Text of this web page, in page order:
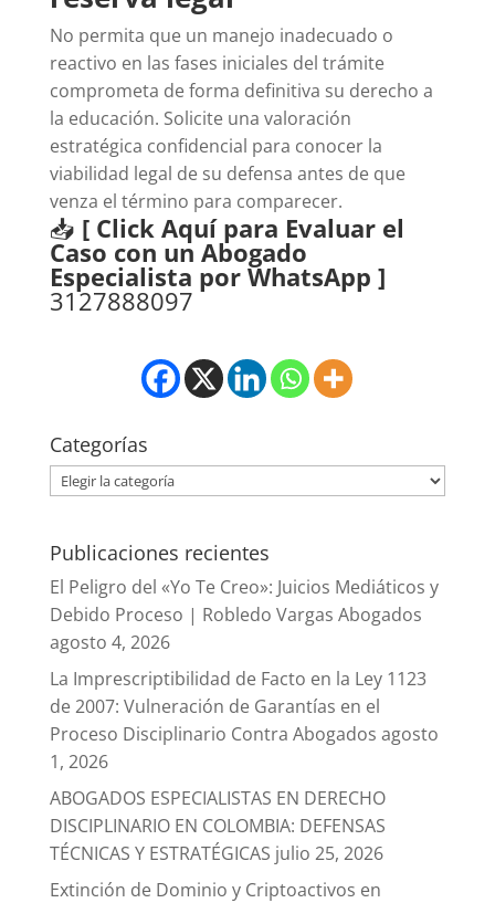
No permita que un manejo inadecuado o
reactivo en las fases iniciales del trámite
comprometa de forma definitiva su derecho a
la educación. Solicite una valoración
estratégica confidencial para conocer la
viabilidad legal de su defensa antes de que
venza el término para comparecer.
📥 [ Click Aquí para Evaluar el
Caso con un Abogado
Especialista por WhatsApp ]
3127888097
Categorías
Categorías
Publicaciones recientes
El Peligro del «Yo Te Creo»: Juicios Mediáticos y
Debido Proceso | Robledo Vargas Abogados
agosto 4, 2026
La Imprescriptibilidad de Facto en la Ley 1123
de 2007: Vulneración de Garantías en el
Proceso Disciplinario Contra Abogados agosto
1, 2026
ABOGADOS ESPECIALISTAS EN DERECHO
DISCIPLINARIO EN COLOMBIA: DEFENSAS
TÉCNICAS Y ESTRATÉGICAS julio 25, 2026
Extinción de Dominio y Criptoactivos en